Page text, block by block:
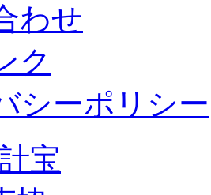
わせ
ク
シーポリシー